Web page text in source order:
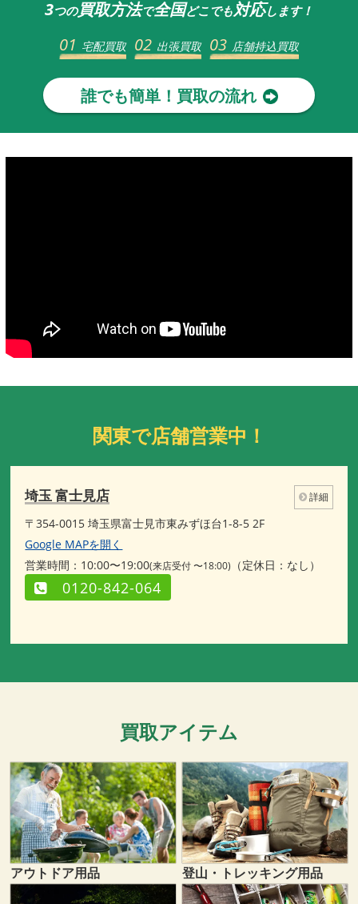
3つの買取方法で全国どこでも対応します！
01 宅配買取 02 出張買取 03 店舗持込買取
誰でも簡単！買取の流れ
関東で店舗営業中！
埼玉 富士見店 詳細
〒354-0015 埼玉県富士見市東みずほ台1-8-5 2F
Google MAPを開く
営業時間：10:00〜19:00(来店受付 〜18:00) （定休日：なし）
0120-842-064
買取アイテム
アウトドア用品 登山・トレッキング用品